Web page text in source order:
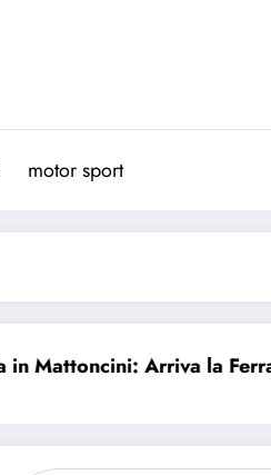
motor sport
la Ferrari F2004 diIl